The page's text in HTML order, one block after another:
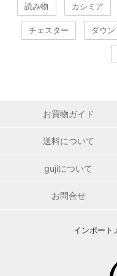
読み物 カシミア
チェスター ダウン
お買物ガイド
送料について
gujiについて
お問合せ
インポート